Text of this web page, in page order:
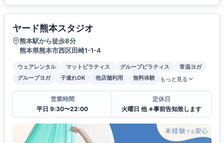
ヤード熊本スタジオ
熊本駅から徒歩8分
熊本県熊本市西区田崎1-1-4
ウェアレンタル マットピラティス グループピラティス
常温ヨガ
グループヨガ
子連れOK 他店舗利用 無料体験 もっと見る
営業時間
平日 9:30〜22:00
定休日
火曜日 他 ※事前告知致します